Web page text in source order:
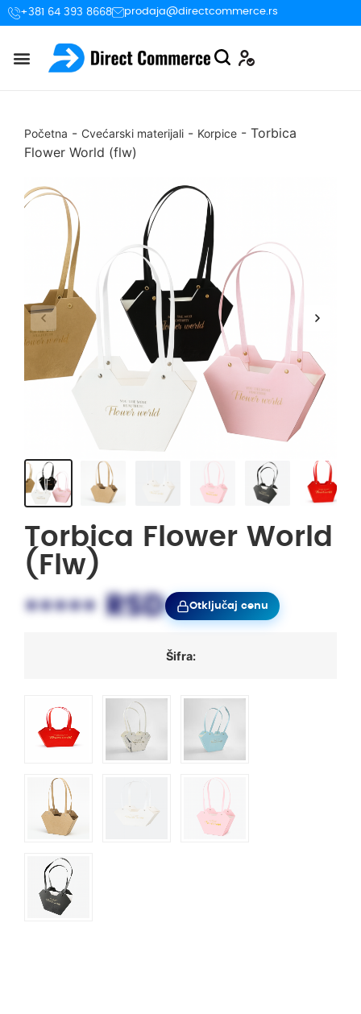
+381 64 393 8668 prodaja@directcommerce.rs
Početna - Cvećarski materijali - Korpice - Torbica
Flower World (flw)
Torbica Flower World
(flw)
••••• RSD Otključaj cenu
Šifra: